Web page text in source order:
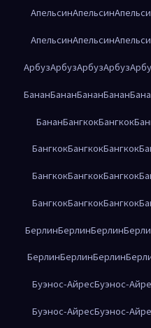
АпельсинАпельсин
АпельсинАпельсин
АрбузАрбузАрбузАрбуз
БананБананБананБанан
БананБангкокБангкок
БангкокБангкокБангкок
БангкокБангкокБангкок
БангкокБангкокБангкок
БерлинБерлинБерлин
БерлинБерлинБерлин
Буэнос-АйресБуэнос-
Буэнос-АйресБуэнос-